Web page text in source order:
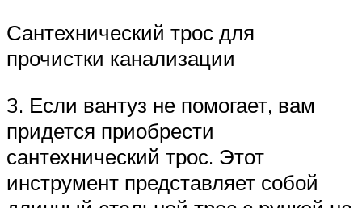
Сантехнический трос для
прочистки канализации
3. Если вантуз не помогает, вам
придется приобрести
сантехнический трос. Этот
инструмент представляет собой